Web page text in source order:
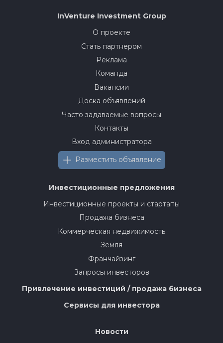
InVenture Investment Group
О проекте
Стать партнером
Реклама
Команда
Вакансии
Доска объявлений
Часто задаваемые вопросы
Контакты
Вход администратора
Разместить объявление
Инвестиционные предложения
Инвестиционные проекты и стартапы
Продажа бизнеса
Коммерческая недвижимость
Земля
Франчайзинг
Запросы инвесторов
Привлечение инвестиций / продажа бизнеса
Сервисы для инвестора
Новости